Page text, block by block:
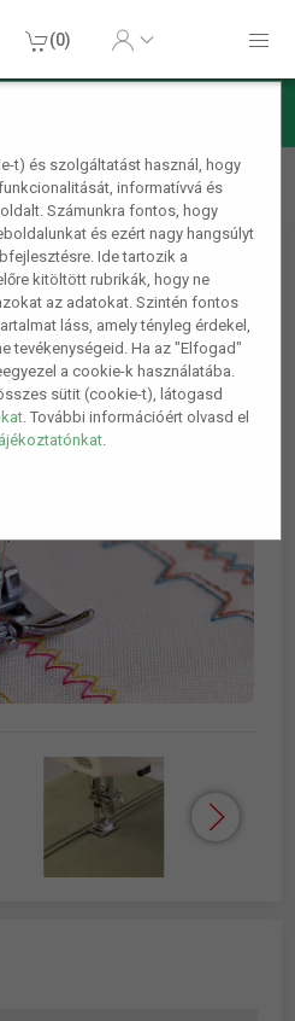
t) és szolgáltatást használ, hogy
informatívvá és
Számunkra fontos, hogy
és ezért nagy hangsúlyt
Ide tartozik a
kitöltött rubrikák, hogy ne
az adatokat. Szintén fontos
láss, amely tényleg érdekel,
tevékenységeid. Ha az "Elfogad"
a cookie-k használatába.
sütit (cookie-t), látogasd
. További információért olvasd el
.
(0)
otthoni kiegészítők
Ikertű